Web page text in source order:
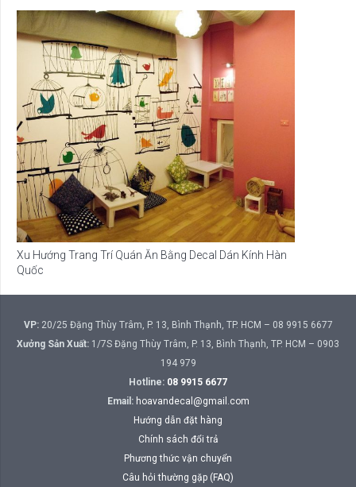
Xu Hướng Trang Trí Quán Ăn Bằng Decal Dán Kính Hàn
Quốc
VP:20/25 Đặng Thùy Trâm, P. 13, Bình Thạnh, TP. HCM – 08 9915 6677
Xưởng Sản Xuất: 1/7S Đặng Thùy Trâm, P. 13, Bình Thạnh, TP. HCM – 0903
194 979
Hotline: 08 9915 6677
Email: hoavandecal@gmail.com
Hướng dẫn đặt hàng
Chính sách đổi trả
Phương thức vận chuyển
Câu hỏi thường gặp (FAQ)